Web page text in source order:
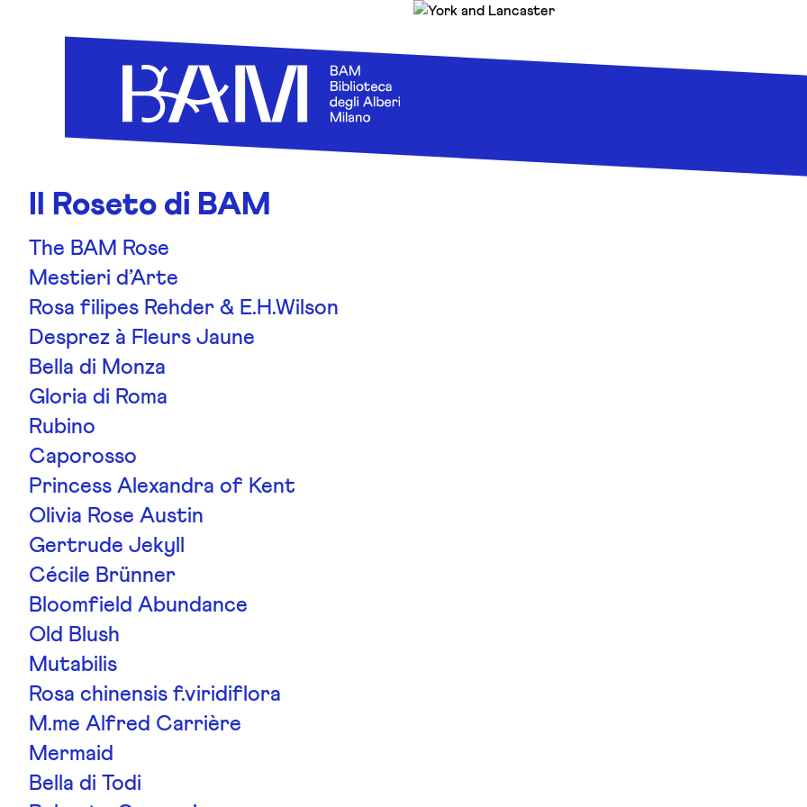
Il Roseto di BAM
The BAM Rose
Mestieri d’Arte
Rosa filipes Rehder & E.H.Wilson
Desprez à Fleurs Jaune
Bella di Monza
Gloria di Roma
Rubino
Caporosso
Princess Alexandra of Kent
Olivia Rose Austin
Gertrude Jekyll
Cécile Brünner
Bloomfield Abundance
Old Blush
Mutabilis
Rosa chinensis f.viridiflora
M.me Alfred Carrière
Mermaid
Bella di Todi